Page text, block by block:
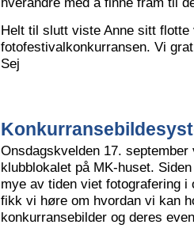
Helt til slutt viste Anne sitt flotte
fotofestivalkonkurransen. Vi
Sej
Onsdagskvelden 17.
klubblokalet på MK-huset.
mye av tiden viet fotografering
fikk vi høre om hvordan vi kan
konkurransebilder og deres